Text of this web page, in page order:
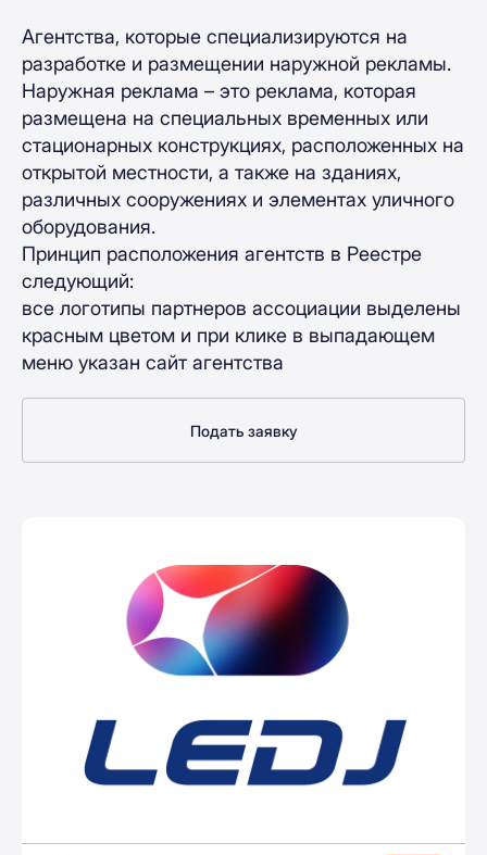
Агентства, которые специализируются на
разработке и размещении наружной рекламы.
Наружная реклама – это реклама, которая
размещена на специальных временных или
стационарных конструкциях, расположенных на
открытой местности, а также на зданиях,
различных сооружениях и элементах уличного
оборудования.
Принцип расположения агентств в Реестре
следующий:
все логотипы партнеров ассоциации выделены
красным цветом и при клике в выпадающем
меню указан сайт агентства
Подать заявку